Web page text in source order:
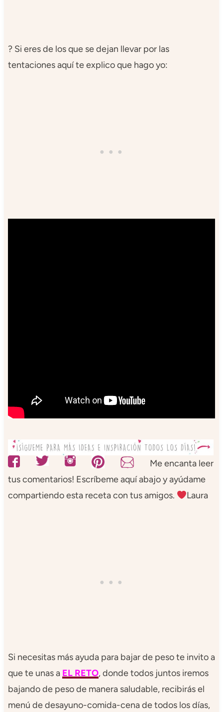
? Si eres de los que se dejan llevar por las
tentaciones aquí te explico que hago yo:
Me encanta leer
tus comentarios! Escríbeme aquí abajo y ayúdame
compartiendo esta receta con tus amigos.
Laura
Si necesitas más ayuda para bajar de peso te invito a
que te unas a EL RETO, donde todos juntos iremos
bajando de peso de manera saludable, recibirás el
menú de desayuno-comida-cena de todos los días,